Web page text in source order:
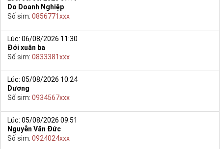
Do Doanh Nghiệp
Số sim: 0856771xxx
Lúc: 06/08/2026 11:30
Đới xuân ba
Số sim: 0833381xxx
Lúc: 05/08/2026 10:24
Dương
Số sim: 0934567xxx
Lúc: 05/08/2026 09:51
Nguyễn Văn Đức
Số sim: 0924024xxx